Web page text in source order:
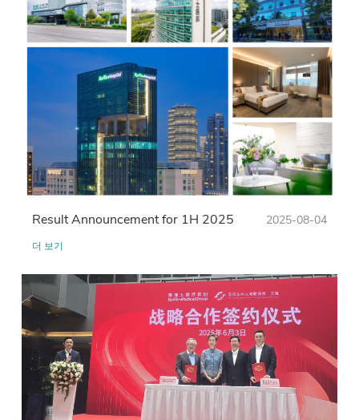
Result Announcement for 1H 2025 2025-08-04
더 보기